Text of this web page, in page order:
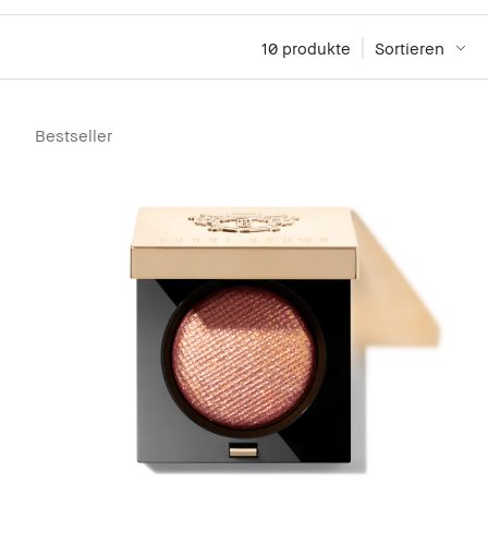
Sortieren
10 produkte
Bestseller